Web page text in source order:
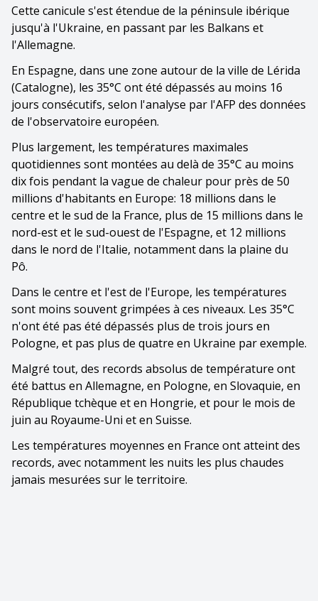
Cette canicule s'est étendue de la péninsule ibérique
jusqu'à l'Ukraine, en passant par les Balkans et
l'Allemagne.
En Espagne, dans une zone autour de la ville de Lérida
(Catalogne), les 35°C ont été dépassés au moins 16
jours consécutifs, selon l'analyse par l'AFP des données
de l'observatoire européen.
Plus largement, les températures maximales
quotidiennes sont montées au delà de 35°C au moins
dix fois pendant la vague de chaleur pour près de 50
millions d'habitants en Europe: 18 millions dans le
centre et le sud de la France, plus de 15 millions dans le
nord-est et le sud-ouest de l'Espagne, et 12 millions
dans le nord de l'Italie, notamment dans la plaine du
Pô.
Dans le centre et l'est de l'Europe, les températures
sont moins souvent grimpées à ces niveaux. Les 35°C
n'ont été pas été dépassés plus de trois jours en
Pologne, et pas plus de quatre en Ukraine par exemple.
Malgré tout, des records absolus de température ont
été battus en Allemagne, en Pologne, en Slovaquie, en
République tchèque et en Hongrie, et pour le mois de
juin au Royaume-Uni et en Suisse.
Les températures moyennes en France ont atteint des
records, avec notamment les nuits les plus chaudes
jamais mesurées sur le territoire.